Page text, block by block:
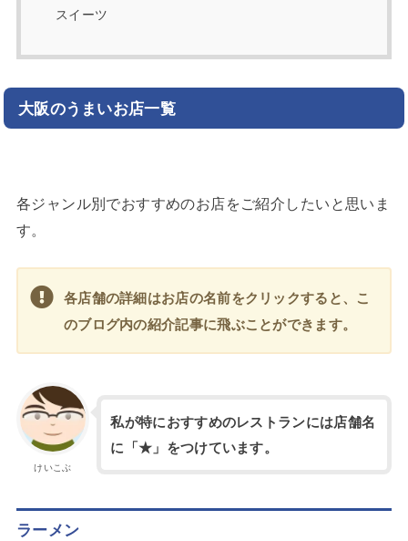
スイーツ
大阪のうまいお店一覧
各ジャンル別でおすすめのお店をご紹介したいと思いま
す。
各店舗の詳細はお店の名前をクリックすると、こ
のブログ内の紹介記事に飛ぶことができます。
けいこぶ
私が特におすすめのレストランには店舗名
に「★」をつけています。
ラーメン